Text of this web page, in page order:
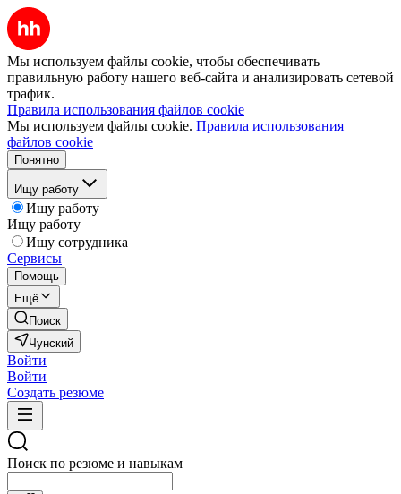
Мы используем файлы cookie, чтобы обеспечивать
правильную работу нашего веб-сайта и анализировать сетевой
трафик.
Правила использования файлов cookie
Мы используем файлы cookie. Правила использования
файлов cookie
Понятно
Ищу работу
Ищу работу
Ищу работу
Ищу сотрудника
Сервисы
Помощь
Ещё
Поиск
Чунский
Войти
Войти
Создать резюме
Поиск по резюме и навыкам